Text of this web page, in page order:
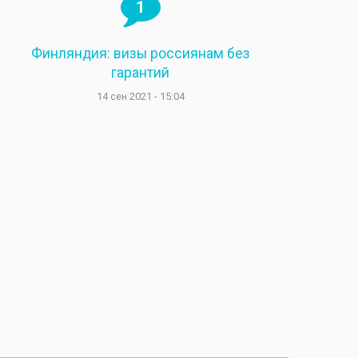
1
Финляндия: визы россиянам без
гарантий
14 сен 2021 - 15:04